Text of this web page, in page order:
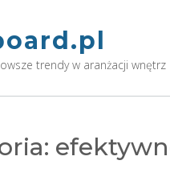
trendy w aranżacji wnętrz